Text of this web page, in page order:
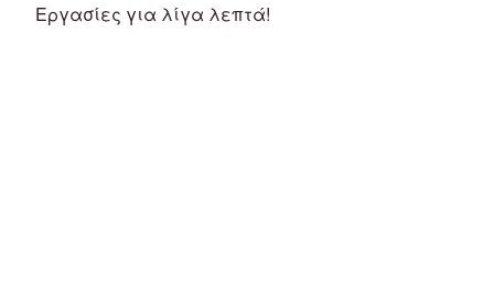
Εργασίες για λίγα λεπτά!